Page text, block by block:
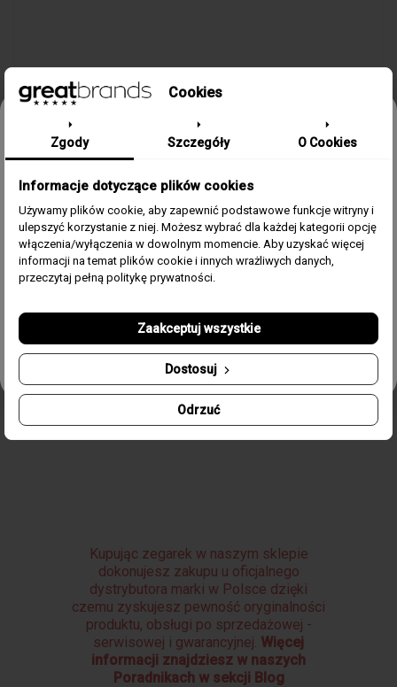
SZCZEGÓŁY PRODUKTU
Kolekcja / Linia Bandy
Płeć Męski
Rozmiar 22 cm
Materiał
Stal, Skóra, Emalia, PVD
czarne
Zapięcie Zapięcie magnetyczne
Kupując zegarek w naszym sklepie
dokonujesz zakupu u oficjalnego
dystrybutora marki w Polsce dzięki
czemu zyskujesz pewność oryginalności
produktu, obsługi po sprzedażowej -
serwisowej i gwarancyjnej. Więcej
informacji znajdziesz w naszych
Poradnikach w sekcji Blog
Cookies
Zgody Szczegóły O Cookies
Informacje dotyczące plików cookies
Używamy plików cookie, aby zapewnić podstawowe funkcje witryny i
ulepszyć korzystanie z niej. Możesz wybrać dla każdej kategorii opcję
włączenia/wyłączenia w dowolnym momencie. Aby uzyskać więcej
informacji na temat plików cookie i innych wrażliwych danych,
przeczytaj pełną politykę prywatności.
Odrzuć
Dostosuj
Zaakceptuj wszystkie
Odbierz 15% rabatu na pierwsze
zamówienie w greatbrands!
Zapisz się do bezpłatnego Newslettera i dowiaduj się pierwszy o
Email
ZgodaAkceptuję regulamin i wyrażam zgodę na przetwarzanie
powyższych danych osobowych w celu otrzymywania
Odbierz swój kupon!